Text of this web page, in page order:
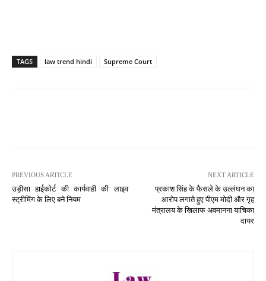
TAGS law trend hindi Supreme Court
PREVIOUS ARTICLE
उड़ीसा हाईकोर्ट की कार्यवाही की लाइव
स्ट्रीमिंग के लिए बने नियम
NEXT ARTICLE
प्रकाश सिंह के फैसले के उल्लंघन का
आरोप लगाते हुए पीएम मोदी और गृह
मंत्रालय के खिलाफ अवमानना ​​याचिका
दायर